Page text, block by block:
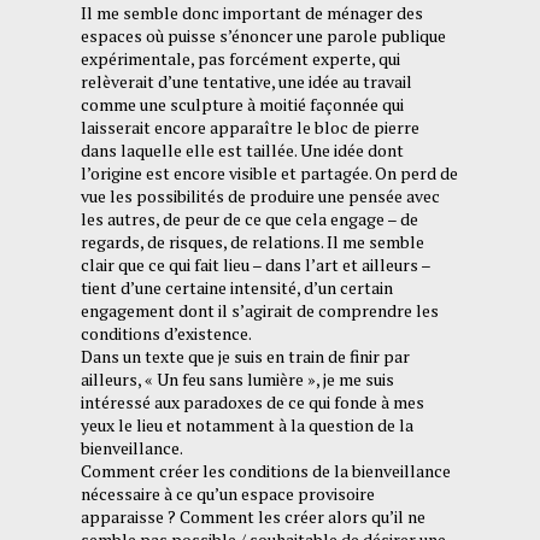
Il me semble donc important de ménager des
espaces où puisse s’énoncer une parole publique
expérimentale, pas forcément experte, qui
relèverait d’une tentative, une idée au travail
comme une sculpture à moitié façonnée qui
laisserait encore apparaître le bloc de pierre
dans laquelle elle est taillée. Une idée dont
l’origine est encore visible et partagée. On perd de
vue les possibilités de produire une pensée avec
les autres, de peur de ce que cela engage – de
regards, de risques, de relations. Il me semble
clair que ce qui fait lieu – dans l’art et ailleurs –
tient d’une certaine intensité, d’un certain
engagement dont il s’agirait de comprendre les
conditions d’existence.
Dans un texte que je suis en train de finir par
ailleurs, « Un feu sans lumière », je me suis
intéressé aux paradoxes de ce qui fonde à mes
yeux le lieu et notamment à la question de la
bienveillance.
Comment créer les conditions de la bienveillance
nécessaire à ce qu’un espace provisoire
apparaisse ? Comment les créer alors qu’il ne